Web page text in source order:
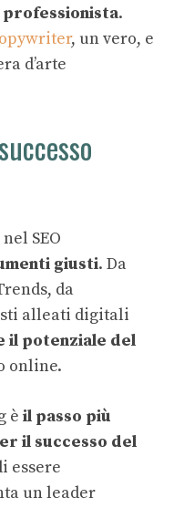
professionista.
, un vero, e
d’arte
SEO
giusti. Da
da
alleati digitali
il potenziale del
online.
è il passo più
il successo del
essere
un leader